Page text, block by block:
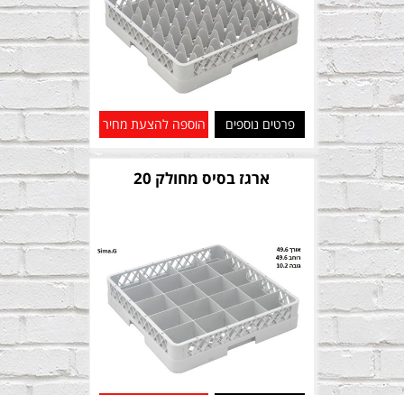
פרטים נוספים הוספה להצעת מחיר
ארגז בסיס מחולק 20